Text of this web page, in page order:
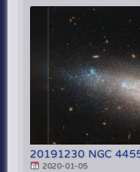
20191230 NGC
2020-01-05